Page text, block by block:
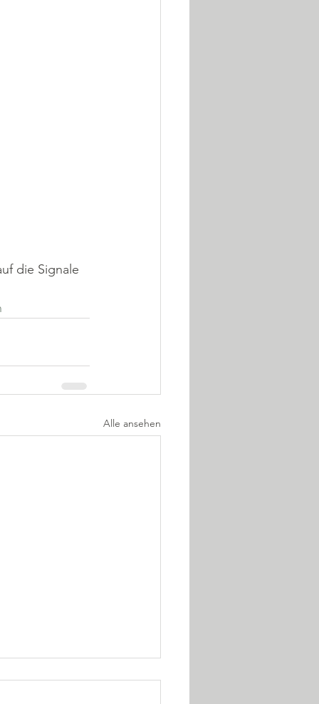
die Signale
Alle ansehen